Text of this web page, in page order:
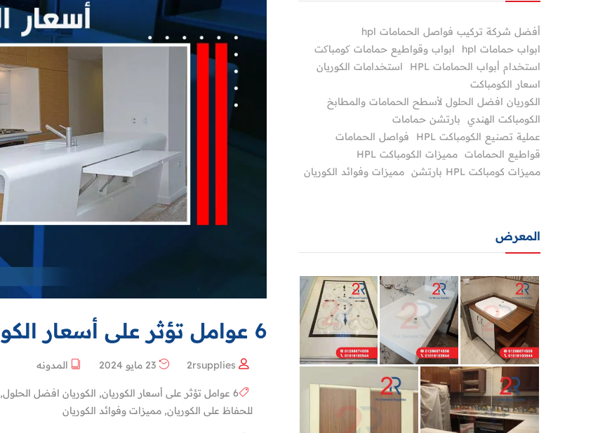
6 عوامل تؤثر على أسعار الكوريان
2rsupplies المدونه
6 عوامل تؤثر على أسعار الكوريان , الكوريان افضل الحلول,
للحفاظ على الكوريان, مميزات وفوائد الكوريان
أفضل شركة تركيب فواصل الحمامات hpl
ابواب حمامات hpl
ابواب وقواطيع حمامات کومباکت
استخدام أبواب الحمامات HPL
استخدامات الكوريان
اسعار الكومباكت
الكوريان افضل الحلول لأسطح الحمامات والمطابخ
الكومباكت الهندي
بارتشن حمامات
عملية تصنيع الكومباكت HPL
فواصل الحمامات
قواطيع الحمامات مميزات الكومباكت HPL
مميزات كومباكت HPL بارتشن
مميزات وفوائد الكوريان
المعرض